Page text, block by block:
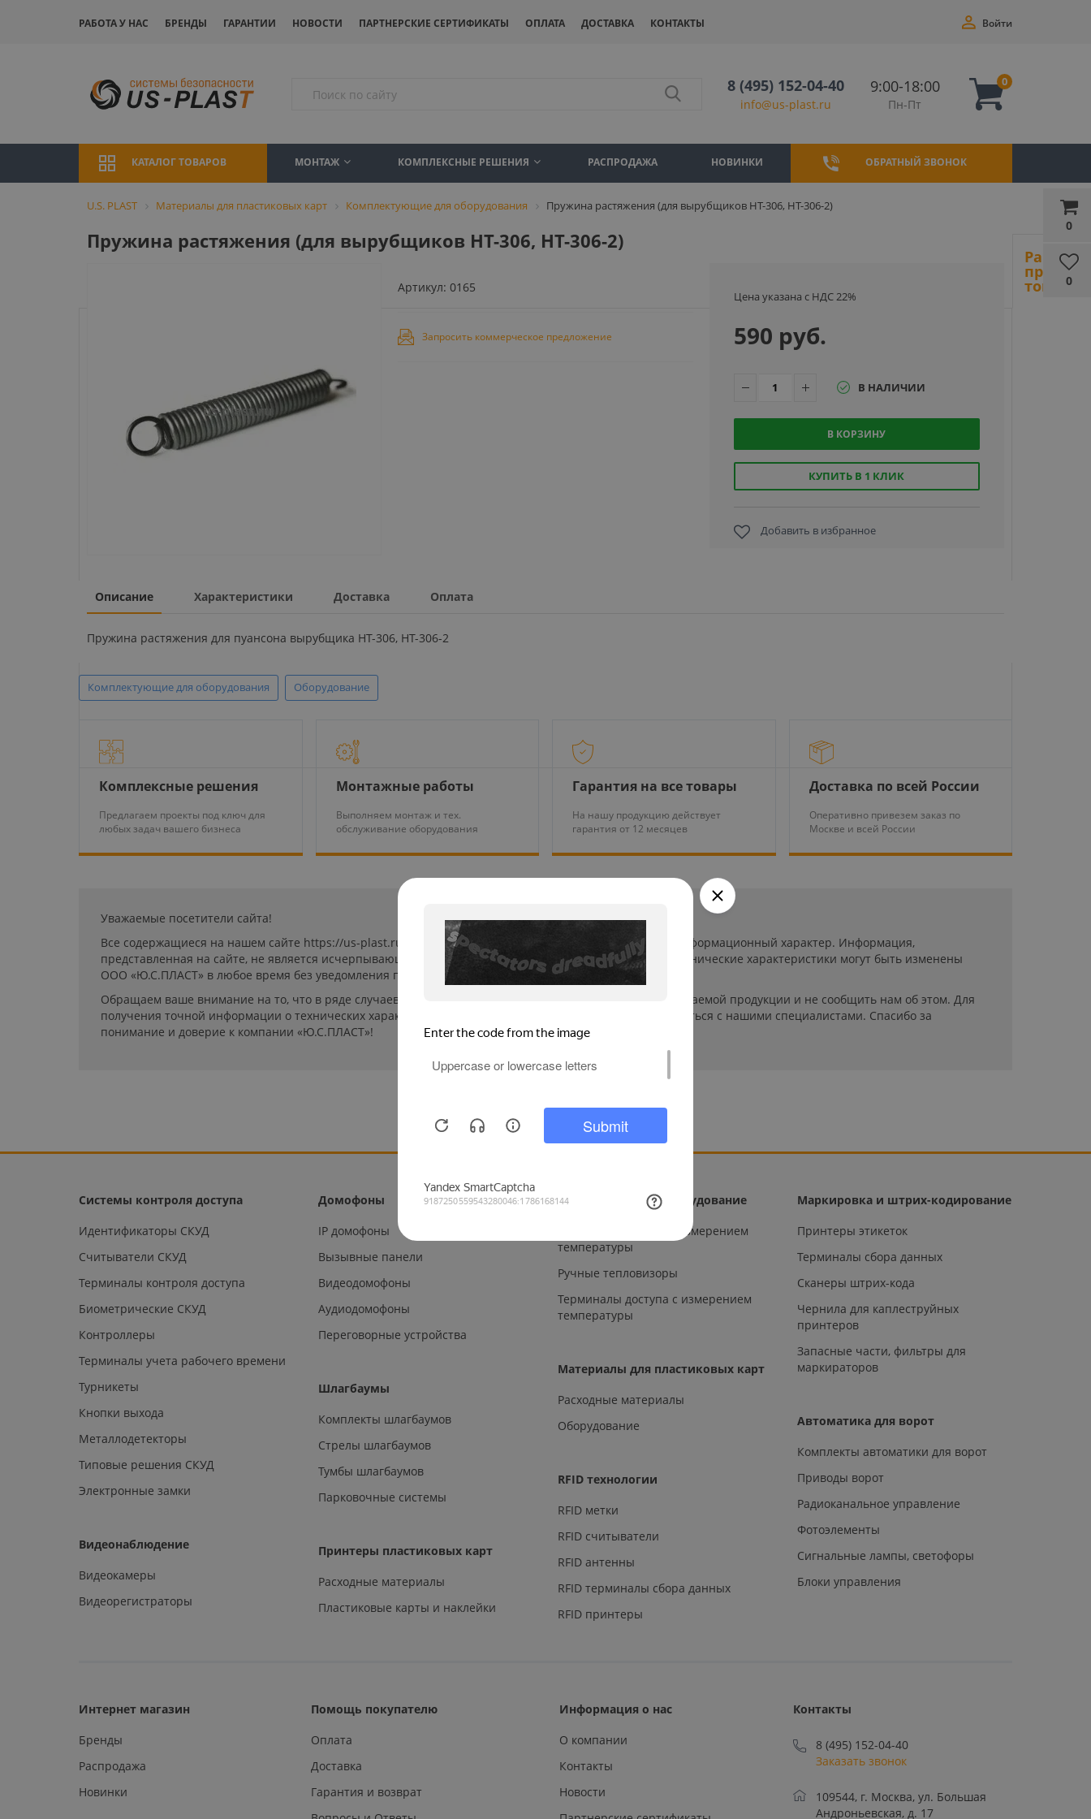
РАБОТА У НАС БРЕНДЫ ГАРАНТИИ НОВОСТИ ПАРТНЕРСКИЕ СЕРТИФИКАТЫ ОПЛАТА ДОСТАВКА КОНТАКТЫ
0
0
Войти
8 (495) 152-04-40
info@us-plast.ru
9:00-18:00
Пн-Пт
0
КАТАЛОГ ТОВАРОВ МОНТАЖ КОМПЛЕКСНЫЕ РЕШЕНИЯ РАСПРОДАЖА НОВИНКИ ОБРАТНЫЙ ЗВОНОК
U.S. PLAST Материалы для пластиковых карт Комплектующие для оборудования Пружина растяжения (для вырубщиков HT-306, HT-306-2)
Пружина растяжения (для вырубщиков HT-306, HT-306-2)
Артикул: 0165
Запросить коммерческое предложение
Цена указана с НДС 22%
590 руб.
В НАЛИЧИИ
В КОРЗИНУ
КУПИТЬ В 1 КЛИК
Добавить в избранное
Описание Характеристики Доставка Оплата
Пружина растяжения для пуансона вырубщика HT-306, HT-306-2
Комплектующие для оборудования Оборудование
Комплексные решения
Предлагаем проекты под ключ для
любых задач вашего бизнеса
Монтажные работы
Выполняем монтаж и тех.
обслуживание оборудования
Гарантия на все товары
На нашу продукцию действует
гарантия от 12 месяцев
Доставка по всей России
Оперативно привезем заказ по
Москве и всей России
Уважаемые посетители сайта!
Все содержащиеся на нашем сайте https://us-plast.ru/ (далее «сайт») сведения носят исключительно информационный характер. Информация,
представленная на сайте, не является исчерпывающей. Указанные на сайте цены, комплектации и технические характеристики могут быть изменены
ООО «Ю.С.ПЛАСТ» в любое время без уведомления пользователей сайта.
Обращаем ваше внимание на то, что в ряде случаев производители могут изменить параметры выпускаемой продукции и не сообщить нам об этом. Для
получения точной информации о технических характеристиках и стоимости товаров необходимо связаться с нашими специалистами. Спасибо за
понимание и доверие к компании «Ю.С.ПЛАСТ»!
Ранее
товары
Системы контроля доступа
Идентификаторы СКУД
Считыватели СКУД
Терминалы контроля доступа
Биометрические СКУД
Контроллеры
Терминалы учета рабочего времени
Турникеты
Кнопки выхода
Металлодетекторы
Типовые решения СКУД
Электронные замки
Видеонаблюдение
Видеокамеры
Видеорегистраторы
Домофоны
IP домофоны
Вызывные панели
Видеодомофоны
Аудиодомофоны
Переговорные устройства
Шлагбаумы
Комплекты шлагбаумов
Стрелы шлагбаумов
Тумбы шлагбаумов
Парковочные системы
Принтеры пластиковых карт
Расходные материалы
Пластиковые карты и наклейки
Тепловизионное оборудование
Металлодетекторы с измерением
температуры
Ручные тепловизоры
Терминалы доступа с измерением
температуры
Материалы для пластиковых карт
Расходные материалы
Оборудование
RFID технологии
RFID метки
RFID считыватели
RFID антенны
RFID терминалы сбора данных
RFID принтеры
Маркировка и штрих-кодирование
Принтеры этикеток
Терминалы сбора данных
Сканеры штрих-кода
Чернила для каплеструйных
принтеров
Запасные части, фильтры для
маркираторов
Автоматика для ворот
Комплекты автоматики для ворот
Приводы ворот
Радиоканальное управление
Фотоэлементы
Сигнальные лампы, светофоры
Блоки управления
Интернет магазин
Бренды
Распродажа
Новинки
Помощь покупателю
Оплата
Доставка
Гарантия и возврат
Информация о нас
О компании
Контакты
Новости
Контакты
8 (495) 152-04-40
Заказать звонок
109544, г. Москва, ул. Большая
Андроньевская, д. 17